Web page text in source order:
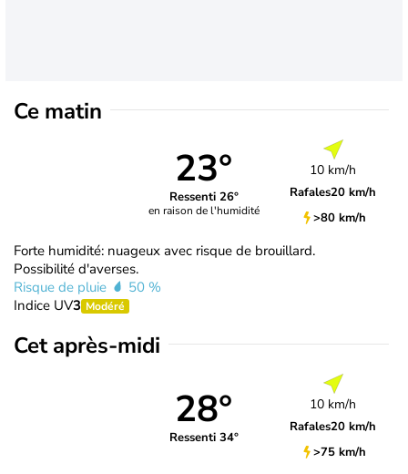
Ce matin
23°
Ressenti 26°
en raison de l'humidité
10 km/h
Rafales20 km/h
>80 km/h
Forte humidité: nuageux avec risque de brouillard.
Possibilité d'averses.
Risque de pluie
50 %
Indice UV3 Modéré
Cet après-midi
28°
Ressenti 34°
10 km/h
Rafales20 km/h
>75 km/h